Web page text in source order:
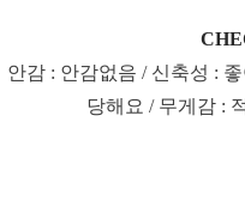
안감 : 안감없음 / 신축성 :
당해요 / 무게감 :